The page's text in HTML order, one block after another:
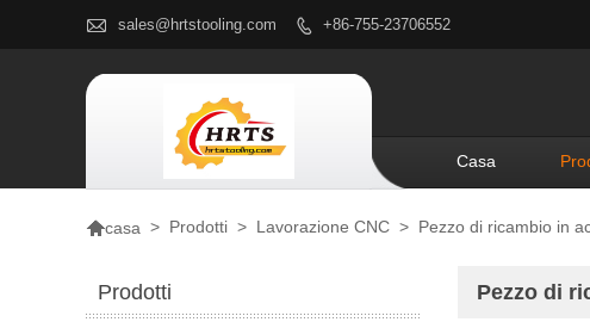
 sales@hrtstooling.com  +86-755-23706552
Casa
casa > Prodotti > Lavorazione CNC > Pezzo di ricambio in
Pezzo di
Prodotti